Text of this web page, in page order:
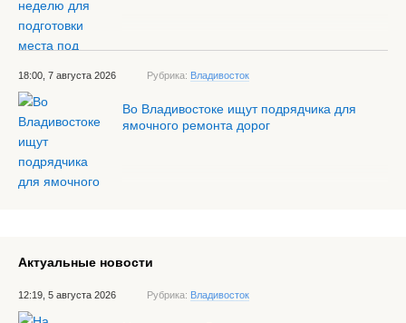
18:00, 7 августа 2026 Рубрика: Владивосток
Во Владивостоке ищут подрядчика для
ямочного ремонта дорог
Актуальные новости
12:19, 5 августа 2026 Рубрика: Владивосток